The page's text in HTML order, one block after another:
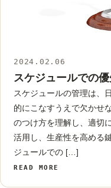
2024.02.06
スケジュールでの
スケジュールの管理は、
的にこなすうえで欠かせ
のつけ方を理解し、適切
活用し、生産性を高める
ジュールでの […]
READ MORE